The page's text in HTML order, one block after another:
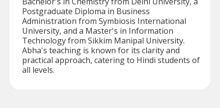
Postgraduate Diploma in Business
Administration from Symbiosis International
University, and a Master's in Information
Technology from Sikkim Manipal University.
Abha's teaching is known for its clarity and
practical approach, catering to Hindi students of
all levels.